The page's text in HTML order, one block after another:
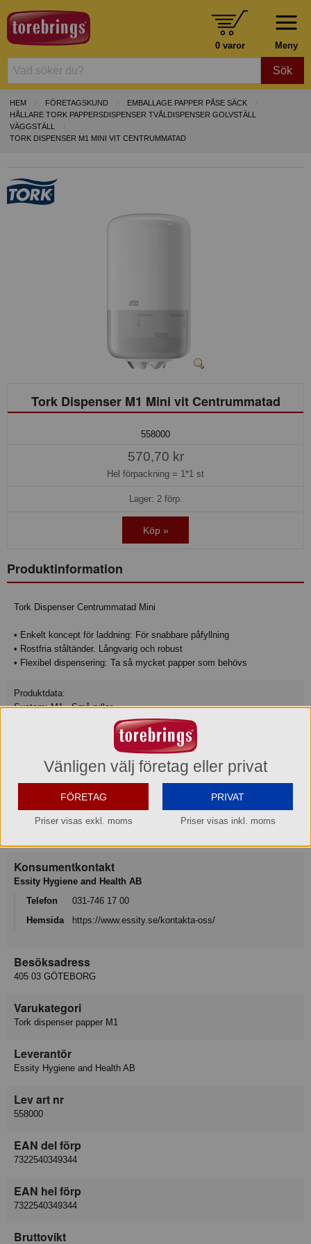
Meny
0 varor
Sök
HEM FÖRETAGSKUND
EMBALLAGE PAPPER PÅSE SÄCK
HÅLLARE TORK PAPPERSDISPENSER TVÅLDISPENSER GOLVSTÄLL
VÄGGSTÄLL
TORK DISPENSER M1 MINI VIT CENTRUMMATAD
Tork Dispenser M1 Mini vit Centrummatad
558000
570,70 kr
Hel förpackning = 1*1 st
Lager: 2 förp.
Köp »
Produktinformation
Tork Dispenser Centrummatad Mini
• Enkelt koncept för laddning: För snabbare påfyllning
• Rostfria ståltänder. Långvarig och robust
• Flexibel dispensering: Ta så mycket papper som behövs
Produktdata:
System: M1 - Små rullar
höjd: 321 mm
Varumärke
Konsumentkontakt
Essity Hygiene and Health AB
Telefon
031-746 17 00
Hemsida
https://www.essity.se/kontakta-oss/
Besöksadress
405 03 GÖTEBORG
Varukategori
Tork dispenser papper M1
Leverantör
Essity Hygiene and Health AB
Lev art nr
558000
EAN del förp
7322540349344
EAN hel förp
7322540349344
Bruttovikt
Vänligen välj företag eller privat
FÖRETAG
Priser visas exkl. moms
PRIVAT
Priser visas inkl. moms